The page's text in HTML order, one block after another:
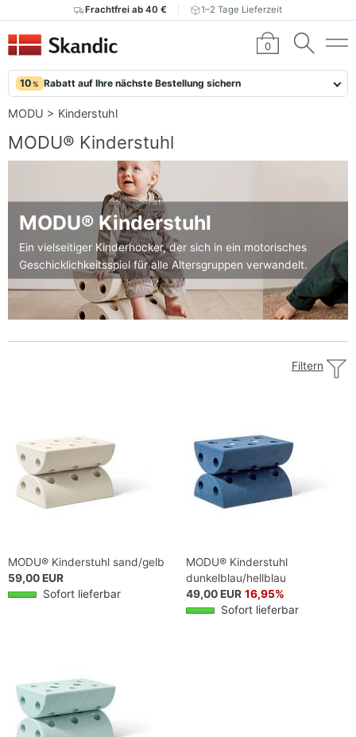
Frachtfrei ab 40 € 1–2 Tage Lieferzeit
0
10 % Rabatt auf Ihre nächste Bestellung sichern
MODU > Kinderstuhl
MODU® Kinderstuhl
MODU® Kinderstuhl
Ein vielseitiger Kinderhocker, der sich in ein motorisches
Geschicklichkeitsspiel für alle Altersgruppen verwandelt.
Filtern
MODU® Kinderstuhl sand/gelb
59,00 EUR
Sofort lieferbar
MODU® Kinderstuhl
dunkelblau/hellblau
49,00 EUR 16,95%
Sofort lieferbar